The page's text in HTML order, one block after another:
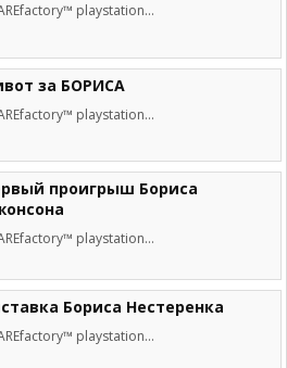
playstation...
за БОРИСА
playstation...
проигрыш Бориса
playstation...
Бориса Нестеренка
playstation...